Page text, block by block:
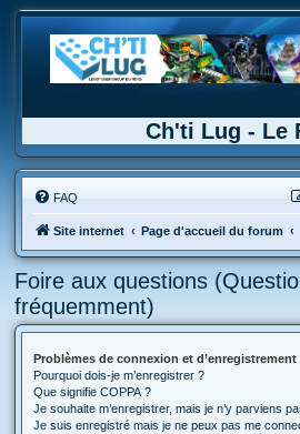
Ch'ti Lug - Le
FAQ
Site internet Page d'accueil du forum
Foire aux questions
fréquemment)
Problèmes de connexion et d’enregistrement
Pourquoi dois-je m’enregistrer ?
Que signifie COPPA ?
Je souhaite m’enregistrer, mais je n’y parviens
Je suis enregistré mais je ne peux pas me